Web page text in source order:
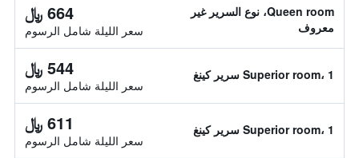
Queen room، نوع السرير غير
معروف
664 ﷼
سعر الليلة شامل الرسوم
Superior room، 1 سرير كينغ 544 ﷼
سعر الليلة شامل الرسوم
Superior room، 1 سرير كينغ 611 ﷼
سعر الليلة شامل الرسوم